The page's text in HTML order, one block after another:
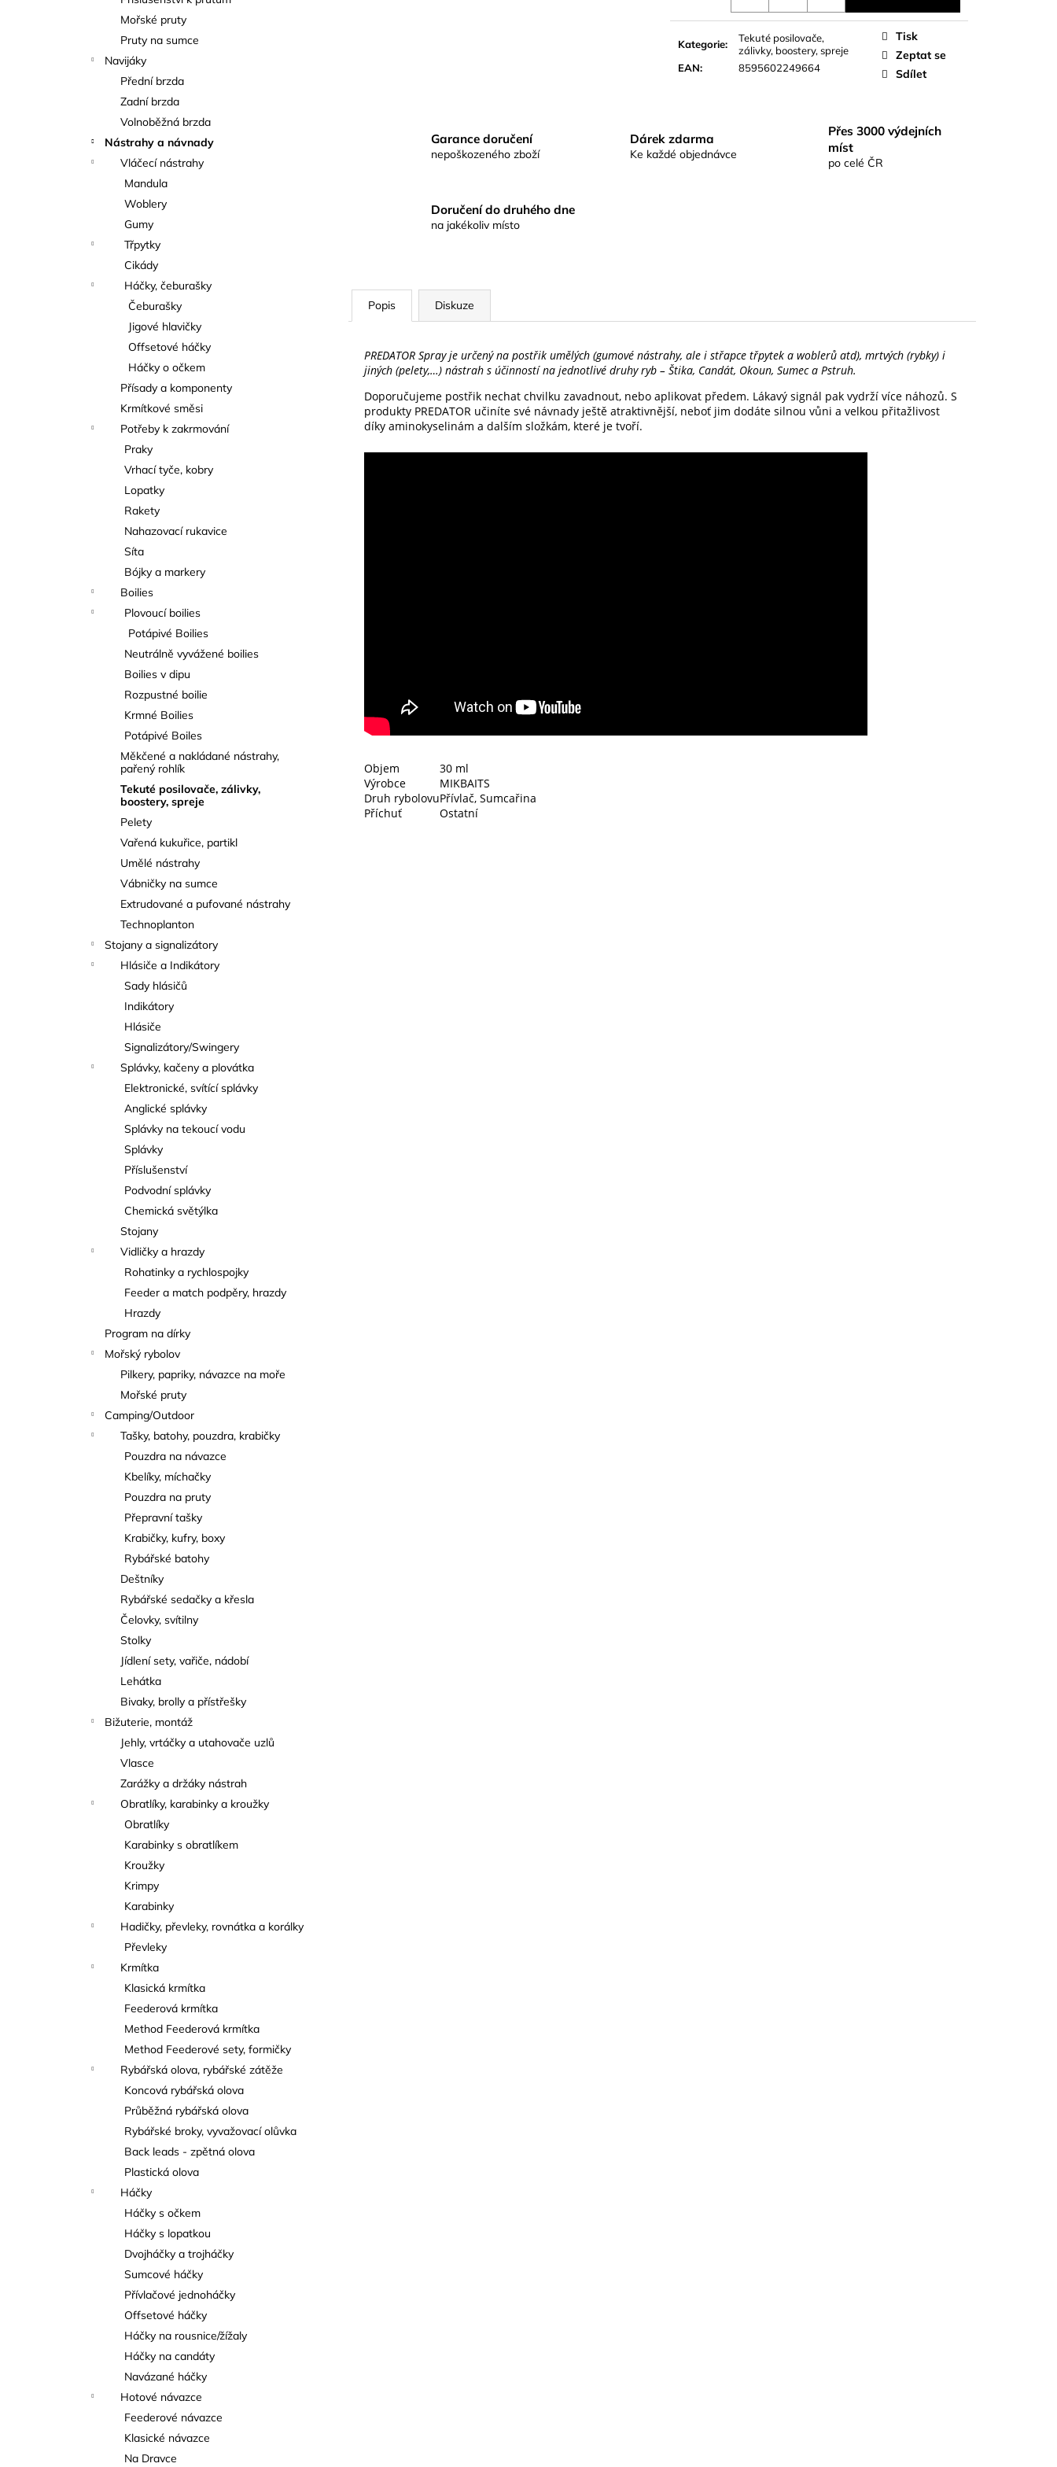
Mořské pruty
Pruty na sumce
Navijáky
Přední brzda
Zadní brzda
Volnoběžná brzda
Nástrahy a návnady
Vláčecí nástrahy
Mandula
Woblery
Gumy
Třpytky
Cikády
Háčky, čeburašky
Čeburašky
Jigové hlavičky
Offsetové háčky
Háčky o očkem
Přísady a komponenty
Krmítkové směsi
Potřeby k zakrmování
Praky
Vrhací tyče, kobry
Lopatky
Rakety
Nahazovací rukavice
Síta
Bójky a markery
Boilies
Plovoucí boilies
Potápivé Boilies
Neutrálně vyvážené boilies
Boilies v dipu
Rozpustné boilie
Krmné Boilies
Potápivé Boiles
Měkčené a nakládané nástrahy,
pařený rohlík
Tekuté posilovače, zálivky,
boostery, spreje
Pelety
Vařená kukuřice, partikl
Umělé nástrahy
Vábničky na sumce
Extrudované a pufované nástrahy
Technoplanton
Stojany a signalizátory
Hlásiče a Indikátory
Sady hlásičů
Indikátory
Hlásiče
Signalizátory/Swingery
Splávky, kačeny a plovátka
Elektronické, svítící splávky
Anglické splávky
Splávky na tekoucí vodu
Splávky
Příslušenství
Podvodní splávky
Chemická světýlka
Stojany
Vidličky a hrazdy
Rohatinky a rychlospojky
Feeder a match podpěry, hrazdy
Hrazdy
Program na dírky
Mořský rybolov
Pilkery, papriky, návazce na moře
Mořské pruty
Camping/Outdoor
Tašky, batohy, pouzdra, krabičky
Pouzdra na návazce
Kbelíky, míchačky
Pouzdra na pruty
Přepravní tašky
Krabičky, kufry, boxy
Rybářské batohy
Deštníky
Rybářské sedačky a křesla
Čelovky, svítilny
Stolky
Jídlení sety, vařiče, nádobí
Lehátka
Bivaky, brolly a přístřešky
Bižuterie, montáž
Jehly, vrtáčky a utahovače uzlů
Vlasce
Zarážky a držáky nástrah
Obratlíky, karabinky a kroužky
Obratlíky
Karabinky s obratlíkem
Kroužky
Krimpy
Karabinky
Hadičky, převleky, rovnátka a korálky
Převleky
Krmítka
Klasická krmítka
Feederová krmítka
Method Feederová krmítka
Method Feederové sety, formičky
Rybářská olova, rybářské zátěže
Koncová rybářská olova
Průběžná rybářská olova
Rybářské broky, vyvažovací olůvka
Back leads - zpětná olova
Plastická olova
Háčky
Háčky s očkem
Háčky s lopatkou
Dvojháčky a trojháčky
Sumcové háčky
Přívlačové jednoháčky
Offsetové háčky
Háčky na rousnice/žížaly
Háčky na candáty
Navázané háčky
Hotové návazce
Feederové návazce
Klasické návazce
Na Dravce
Kategorie:
Tekuté posilovače,
zálivky, boostery, spreje
EAN: 8595602249664
Tisk
Zeptat se
Sdílet
Garance doručení
nepoškozeného zboží
Dárek zdarma
Ke každé objednávce
Přes 3000 výdejních
míst
po celé ČR
Doručení do druhého dne
na jakékoliv místo
Popis Diskuze
PREDATOR Spray je určený na postřik umělých (gumové nástrahy, ale i střapce třpytek a woblerů atd), mrtvých (rybky) i
jiných (pelety,…) nástrah s účinností na jednotlivé druhy ryb – Štika, Candát, Okoun, Sumec a Pstruh.
Doporučujeme postřik nechat chvilku zavadnout, nebo aplikovat předem. Lákavý signál pak vydrží více náhozů. S
produkty PREDATOR učiníte své návnady ještě atraktivnější, neboť jim dodáte silnou vůni a velkou přitažlivost
díky aminokyselinám a dalším složkám, které je tvoří.
Objem
30 ml
Výrobce
MIKBAITS
Druh rybolovuPřívlač, Sumcařina
Příchuť
Ostatní
KAPROVÁ SMĚS RICHARDA
KONOPÁSKA RIKOMIX KAPR ČERVENÝ
KONOPÁSKA RIKOMIX KAPR ČERNÝ